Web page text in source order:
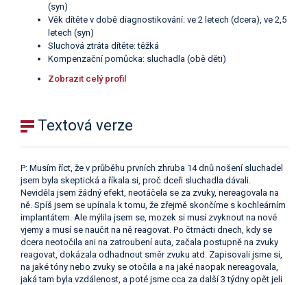
(syn)
Věk dítěte v době diagnostikování: ve 2 letech (dcera), ve 2,5
letech (syn)
Sluchová ztráta dítěte: těžká
Kompenzační pomůcka: sluchadla (obě děti)
Zobrazit celý profil
Textová verze
P: Musím říct, že v průběhu prvních zhruba 14 dnů nošení sluchadel
jsem byla skeptická a říkala si, proč dceři sluchadla dávali.
Neviděla jsem žádný efekt, neotáčela se za zvuky, nereagovala na
ně. Spíš jsem se upínala k tomu, že zřejmě skončíme s kochleárním
implantátem. Ale mýlila jsem se, mozek si musí zvyknout na nové
vjemy a musí se naučit na ně reagovat. Po čtrnácti dnech, kdy se
dcera neotočila ani na zatroubení auta, začala postupně na zvuky
reagovat, dokázala odhadnout směr zvuku atd. Zapisovali jsme si,
na jaké tóny nebo zvuky se otočila a na jaké naopak nereagovala,
jaká tam byla vzdálenost, a poté jsme cca za další 3 týdny opět jeli